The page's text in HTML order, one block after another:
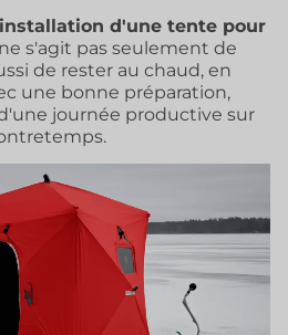
installation d'une tente pour
s'agit pas seulement de
de rester au chaud, en
une bonne préparation,
journée productive sur